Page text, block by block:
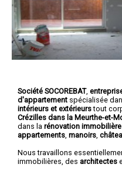
Société SOCOREBAT,
d'appartement spécialisée
intérieurs et extérieurstout
Crézilles dans la Meurthe-et-
dans la rénovation immobilière
appartements manoirs
Nous travaillons
immobilières, des architectes